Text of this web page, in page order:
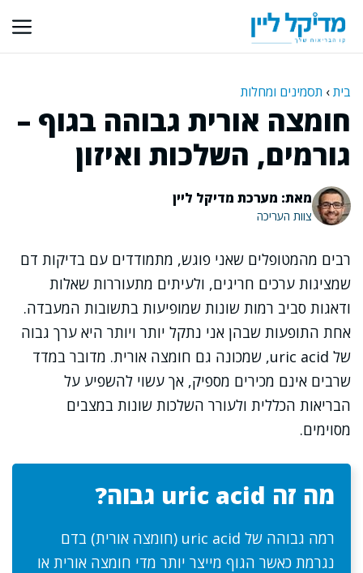
לתוכן
בית› תסמינים ומחלות
חומצה אורית גבוהה בגוף –
גורמים, השלכות ואיזון
מאת: מערכת מדיקל ליין
צוות העריכה
רבים מהמטופלים שאני פוגש, מתמודדים עם בדיקות דם
שמציגות ערכים חריגים, ולעיתים מתעוררות שאלות
ודאגות סביב רמות שונות שמופיעות בתשובות המעבדה.
אחת התופעות שבהן אני נתקל יותר ויותר היא ערך גבוה
של uric acid, שמכונה גם חומצה אורית. מדובר במדד
שרבים אינם מכירים מספיק, אך עשוי להשפיע על
הבריאות הכללית ולעורר השלכות שונות במצבים
מסוימים.
מה זה uric acid גבוה?
רמה גבוהה של uric acid (חומצה אורית) בדם
נגרמת כאשר הגוף מייצר יותר מדי חומצה אורית או